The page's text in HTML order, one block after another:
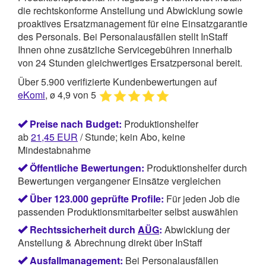
die rechtskonforme Anstellung und Abwicklung sowie
proaktives Ersatzmanagement für eine Einsatzgarantie
des Personals. Bei Personalausfällen stellt InStaff
Ihnen ohne zusätzliche Servicegebühren innerhalb
von 24 Stunden gleichwertiges Ersatzpersonal bereit.
Über 5.900 verifizierte Kundenbewertungen auf
eKomi, ø 4,9 von 5
Preise nach Budget: Produktionshelfer
ab21,45 EUR / Stunde; kein Abo, keine
Mindestabnahme
Öffentliche Bewertungen: Produktionshelfer durch
Bewertungen vergangener Einsätze vergleichen
Über 123.000 geprüfte Profile: Für jeden Job die
passenden Produktionsmitarbeiter selbst auswählen
Rechtssicherheit durch AÜG: Abwicklung der
Anstellung & Abrechnung direkt über InStaff
Ausfallmanagement: Bei Personalausfällen